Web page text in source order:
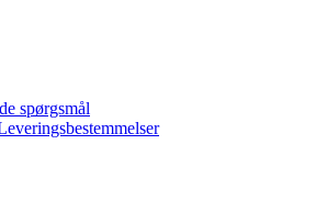
spørgsmål